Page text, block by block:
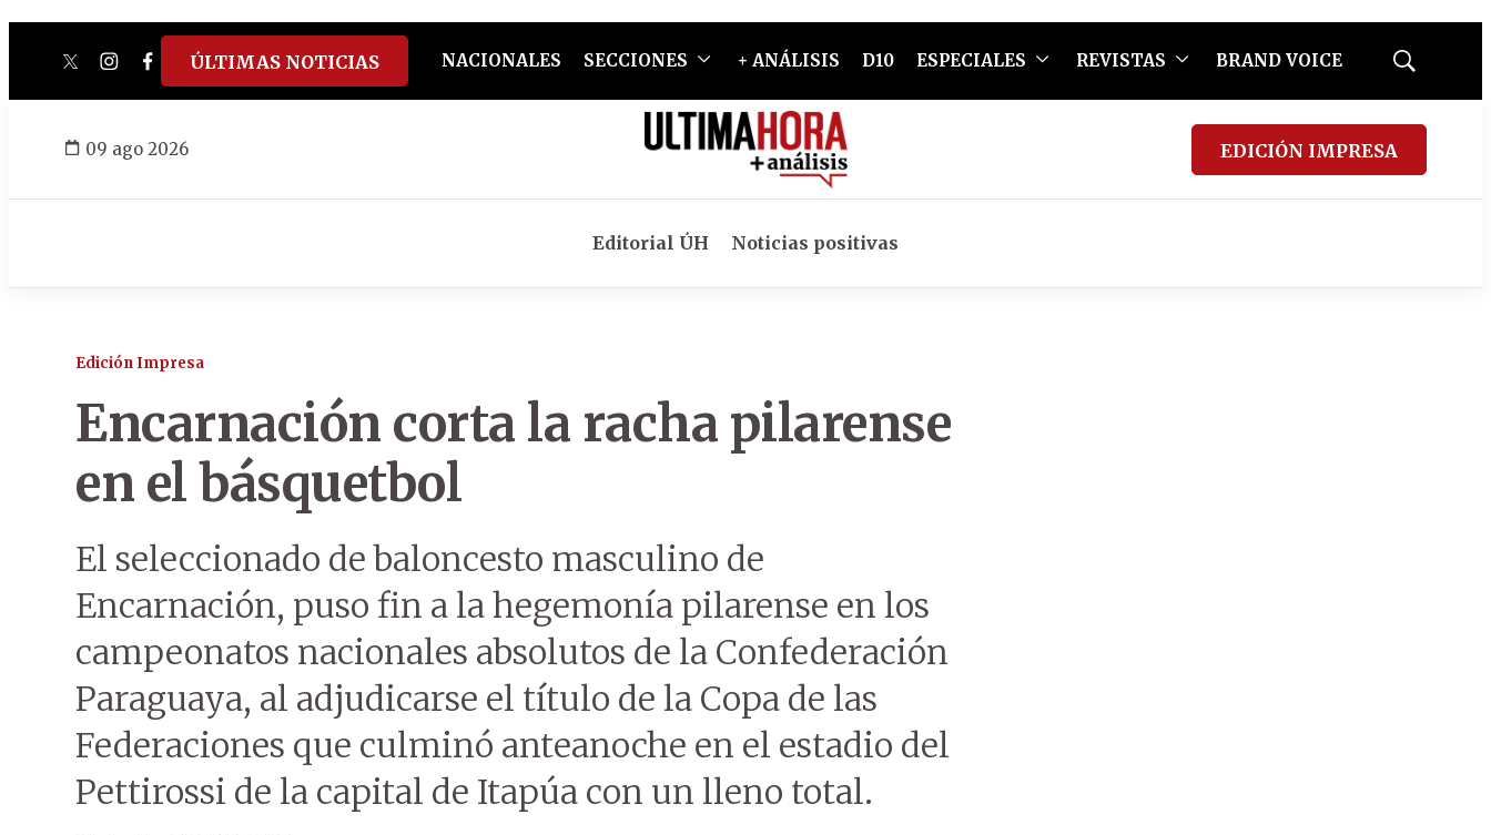
twitterinstagram
facebook
tiktokyoutube
spotify
ÚLTIMAS NOTICIAS NACIONALES SECCIONES + ANÁLISIS D10 ESPECIALES REVISTAS BRAND VOICE
Mostrar
09 ago 2026 EDICIÓN IMPRESA
Editorial ÚH Noticias positivas
Edición Impresa
Encarnación corta la racha pilarense
en el básquetbol
El seleccionado de baloncesto masculino de
Encarnación, puso fin a la hegemonía pilarense en los
campeonatos nacionales absolutos de la Confederación
Paraguaya, al adjudicarse el título de la Copa de las
Federaciones que culminó anteanoche en el estadio del
Pettirossi de la capital de Itapúa con un lleno total.